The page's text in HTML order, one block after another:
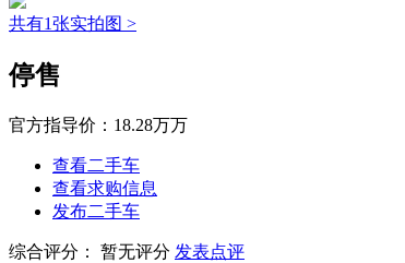
共有1张实拍图 >
停售
官方指导价： 18.28万万
查看二手车
查看求购信息
发布二手车
综合评分： 暂无评分 发表点评